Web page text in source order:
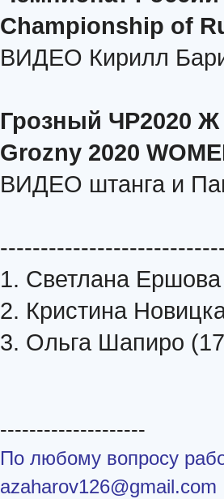
Championship of
ВИДЕО Кирилл
Грозный ЧР2020 Ж
Grozny 2020
ВИДЕО штанга и
1. Светлана
2. Кристина
3. Ольга Шапиро
--------------------
По любому вопросу
azaharov126@gmail.com